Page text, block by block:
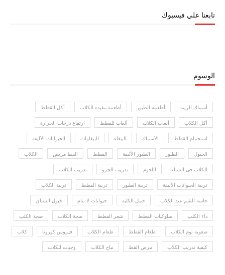
تابعنا علي فيسبوك
الوسوم
أسماك الزينة أطعمة الطيور أطعمة مفيدة للكلاب أكل القطط
أكل الكلاب ألعاب الكلاب ألعاب للقطط ارتفاع درجات الحرارة
استحمام القطط الأسماك الببغاء الببغاوات الحيوانات الأليفة
الخيول الطيور الطيور الأليفة القطط القط مريض الكلاب
الكلاب في الشتاء اللحوم تدريب الجرو تدريب الكلاب
تربية الحيوانات الأليفة تربية الطيور تربية القطط تربية الكلاب
حاسة الشم عند الكلاب حمل الكلبة حيوانات لا تنام خيول السباق
داء الكلب سلوكيات القطط شعر القطط صحة الكلاب صحة الكلب
صعوبة نوم الكلاب طعام القطط طعام الكلاب فيروس كورونا كلاب
كيفية تدريب الكلاب مرض القط نباح الكلاب وجبات للكلاب